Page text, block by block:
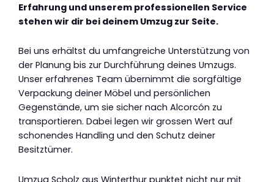
Erfahrung und unserem professionellen Service
stehen wir dir bei deinem Umzug zur Seite.
Bei uns erhältst du umfangreiche Unterstützung von
der Planung bis zur Durchführung deines Umzugs.
Unser erfahrenes Team übernimmt die sorgfältige
Verpackung deiner Möbel und persönlichen
Gegenstände, um sie sicher nach Alcorcón zu
transportieren. Dabei legen wir grossen Wert auf
schonendes Handling und den Schutz deiner
Besitztümer.
Umzug Scholz aus Winterthur punktet nicht nur mit